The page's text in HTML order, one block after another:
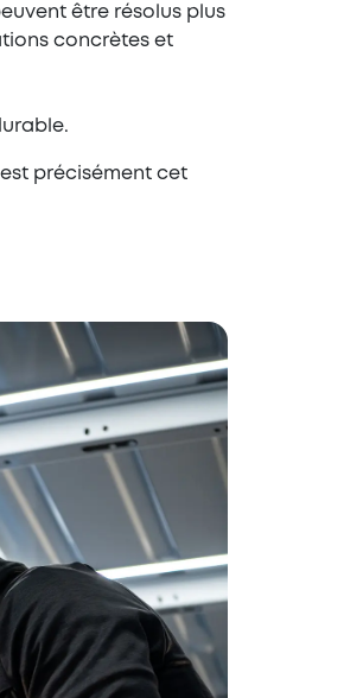
être résolus plus
concrètes et
précisément cet